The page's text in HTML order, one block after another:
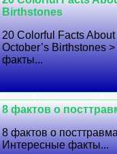
Birthstones
20 Colorful Facts
October’s Birthstones
факты...
8 фактов о
8 фактов о
Интересные факты...